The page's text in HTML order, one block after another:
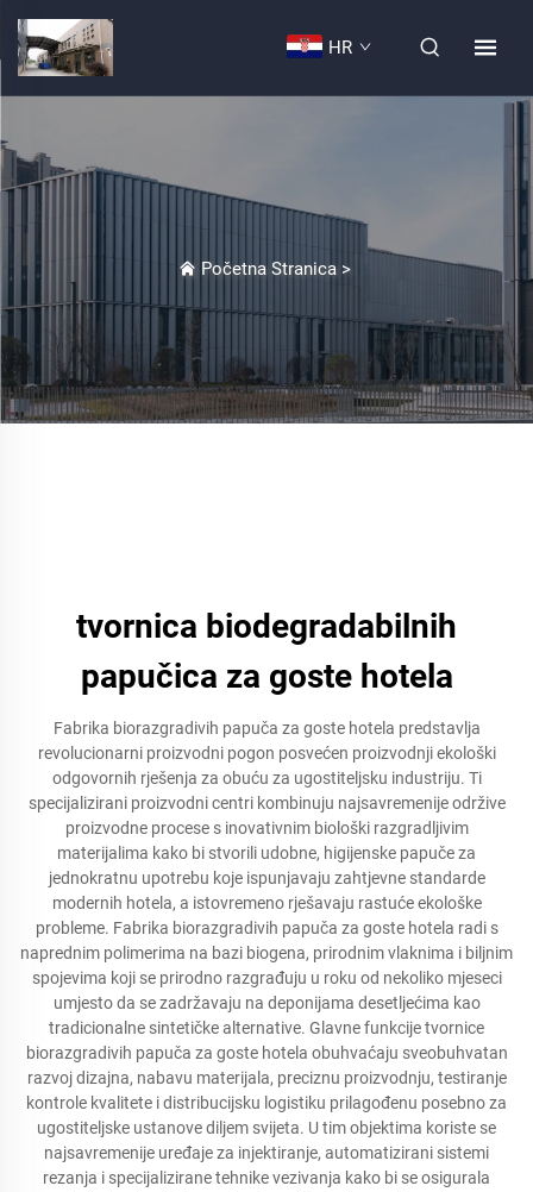
HR
Početna Stranica>
tvornica biodegradabilnih
papučica za goste hotela
Fabrika biorazgradivih papuča za goste hotela predstavlja
revolucionarni proizvodni pogon posvećen proizvodnji ekološki
odgovornih rješenja za obuću za ugostiteljsku industriju. Ti
specijalizirani proizvodni centri kombinuju najsavremenije održive
proizvodne procese s inovativnim biološki razgradljivim
materijalima kako bi stvorili udobne, higijenske papuče za
jednokratnu upotrebu koje ispunjavaju zahtjevne standarde
modernih hotela, a istovremeno rješavaju rastuće ekološke
probleme. Fabrika biorazgradivih papuča za goste hotela radi s
naprednim polimerima na bazi biogena, prirodnim vlaknima i biljnim
spojevima koji se prirodno razgrađuju u roku od nekoliko mjeseci
umjesto da se zadržavaju na deponijama desetljećima kao
tradicionalne sintetičke alternative. Glavne funkcije tvornice
biorazgradivih papuča za goste hotela obuhvaćaju sveobuhvatan
razvoj dizajna, nabavu materijala, preciznu proizvodnju, testiranje
kontrole kvalitete i distribucijsku logistiku prilagođenu posebno za
ugostiteljske ustanove diljem svijeta. U tim objektima koriste se
najsavremenije uređaje za injektiranje, automatizirani sistemi
rezanja i specijalizirane tehnike vezivanja kako bi se osigurala